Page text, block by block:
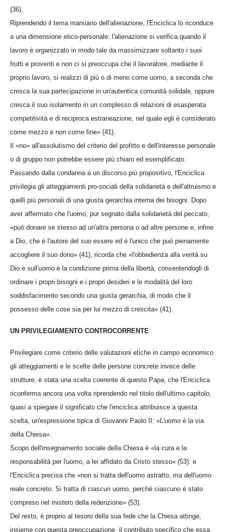
(36).
Riprendendo il tema marxiano dell'alienazione, l'Enciclica lo riconduce
a una dimensione etico-personale: l'alienazione si verifica quando il
lavoro è organizzato in modo tale da massimizzare soltanto i suoi
frutti e proventi e non ci si preoccupa che il lavoratore, mediante il
proprio lavoro, si realizzi di più o di meno come uomo, a seconda che
cresca la sua partecipazione in un'autentica comunità solidale, oppure
cresca il suo isolamento in un complesso di relazioni di esasperata
competitività e di reciproca estraneazione, nel quale egli è considerato
come mezzo e non come fine» (41).
Il «no» all'assolutismo del criterio del profitto e dell'interesse personale
o di gruppo non potrebbe essere più chiaro ed esemplificato.
Passando dalla condanna a un discorso più propositivo, l'Enciclica
privilegia gli atteggiamenti pro-sociali della solidarietà e dell'altruismo e
quelli più personali di una giusta gerarchia interna dei bisogni. Dopo
aver affermato che l'uomo, pur segnato dalla solidarietà del peccato,
«può donare se stesso ad un'altra persona o ad altre persone e, infine
a Dio, che è l'autore del suo essere ed è l'unico che può pienamente
accogliere il suo dono» (41), ricorda che «l'obbedienza alla verità su
Dio e sull'uomo è la condizione prima della libertà, consentendogli di
ordinare i propri bisogni e i propri desideri e le modalità del loro
soddisfacimento secondo una giusta gerarchia, di modo che il
possesso delle cose sia per lui mezzo di crescita» (41).
UN PRIVILEGIAMENTO CONTROCORRENTE
Privilegiare come criterio delle valutazioni etiche in campo economico
gli atteggiamenti e le scelte delle persone concrete invece delle
strutture, è stata una scelta coerente di questo Papa, che l'Enciclica
riconferma ancora una volta riprendendo nel titolo dell'ultimo capitolo,
quasi a spiegare il significato che l'enciclica attribuisce a questa
scelta, un'espressione tipica di Giovanni Paolo II: «L'uomo è la via
della Chiesa».
Scopo dell'insegnamento sociale della Chiesa è «la cura e la
responsabilità per l'uomo, a lei affidato da Cristo stesso» (53): e
l'Enciclica precisa che «non si tratta dell'uomo astratto, ma dell'uomo
reale concreto. Si tratta di ciascun uomo, perché ciascuno è stato
compreso nel mistero della redenzione» (53).
Del resto, è proprio al tesoro della sua fede che la Chiesa attinge,
insieme con questa preoccupazione, il contributo specifico che essa